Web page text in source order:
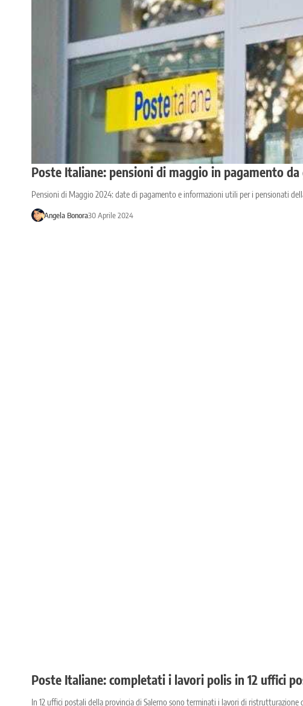
Poste Italiane: pensioni di maggio in pagamento da
Pensioni di Maggio 2024: date di pagamento e informazioni utili per i pensionati
Angela Bonora30 Aprile 2024
Poste Italiane: completati i lavori polis in 12 uffici
In 12 uffici postali della provincia di Salerno sono terminati i lavori di ristrutturazione